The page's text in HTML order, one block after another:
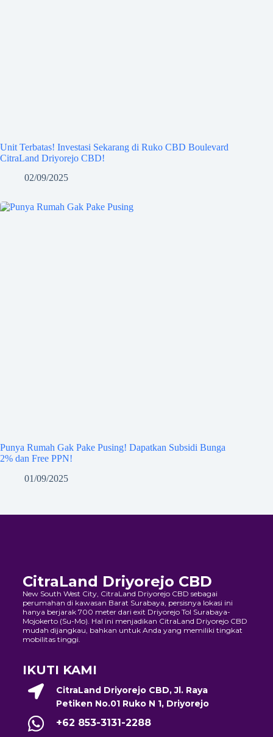
Unit Terbatas! Investasi Sekarang di Ruko CBD Boulevard
CitraLand Driyorejo CBD!
02/09/2025
Punya Rumah Gak Pake Pusing! Dapatkan Subsidi Bunga
2% dan Free PPN!
01/09/2025
CitraLand Driyorejo CBD
New South West City, CitraLand Driyorejo CBD sebagai
perumahan di kawasan Barat Surabaya, persisnya lokasi ini
hanya berjarak 700 meter dari exit Driyorejo Tol Surabaya-
Mojokerto (Su-Mo). Hal ini menjadikan CitraLand Driyorejo CBD
mudah dijangkau, bahkan untuk Anda yang memiliki tingkat
mobilitas tinggi.
IKUTI KAMI
CitraLand Driyorejo CBD, Jl. Raya
Petiken No.01 Ruko N 1, Driyorejo
+62 853-3131-2288